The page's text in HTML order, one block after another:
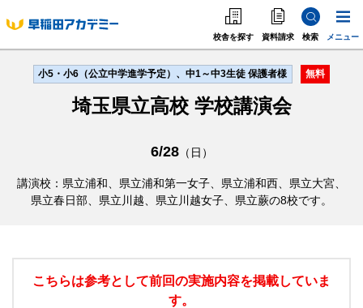
校舎を探す 資料請求 検索 メニュー
中学受験
高校受験
大学受験
個別指導
英語教室
小5・小6（公立中学進学予定）、中1～中3生徒 保護者様
埼玉県立高校 学校講演会
無料
6/28（日）
講演校：県立浦和、県立浦和第一女子、県立浦和西、県立大宮、
県立春日部、県立川越、県立川越女子、県立蕨の8校です。
こちらは参考として前回の実施内容を掲載していま
す。